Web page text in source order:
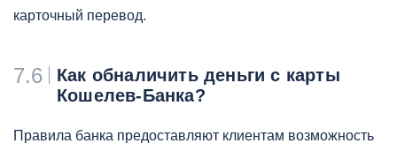
карточный перевод.
7.6
Как обналичить деньги с карты
Кошелев-Банка?
Правила банка предоставляют клиентам возможность